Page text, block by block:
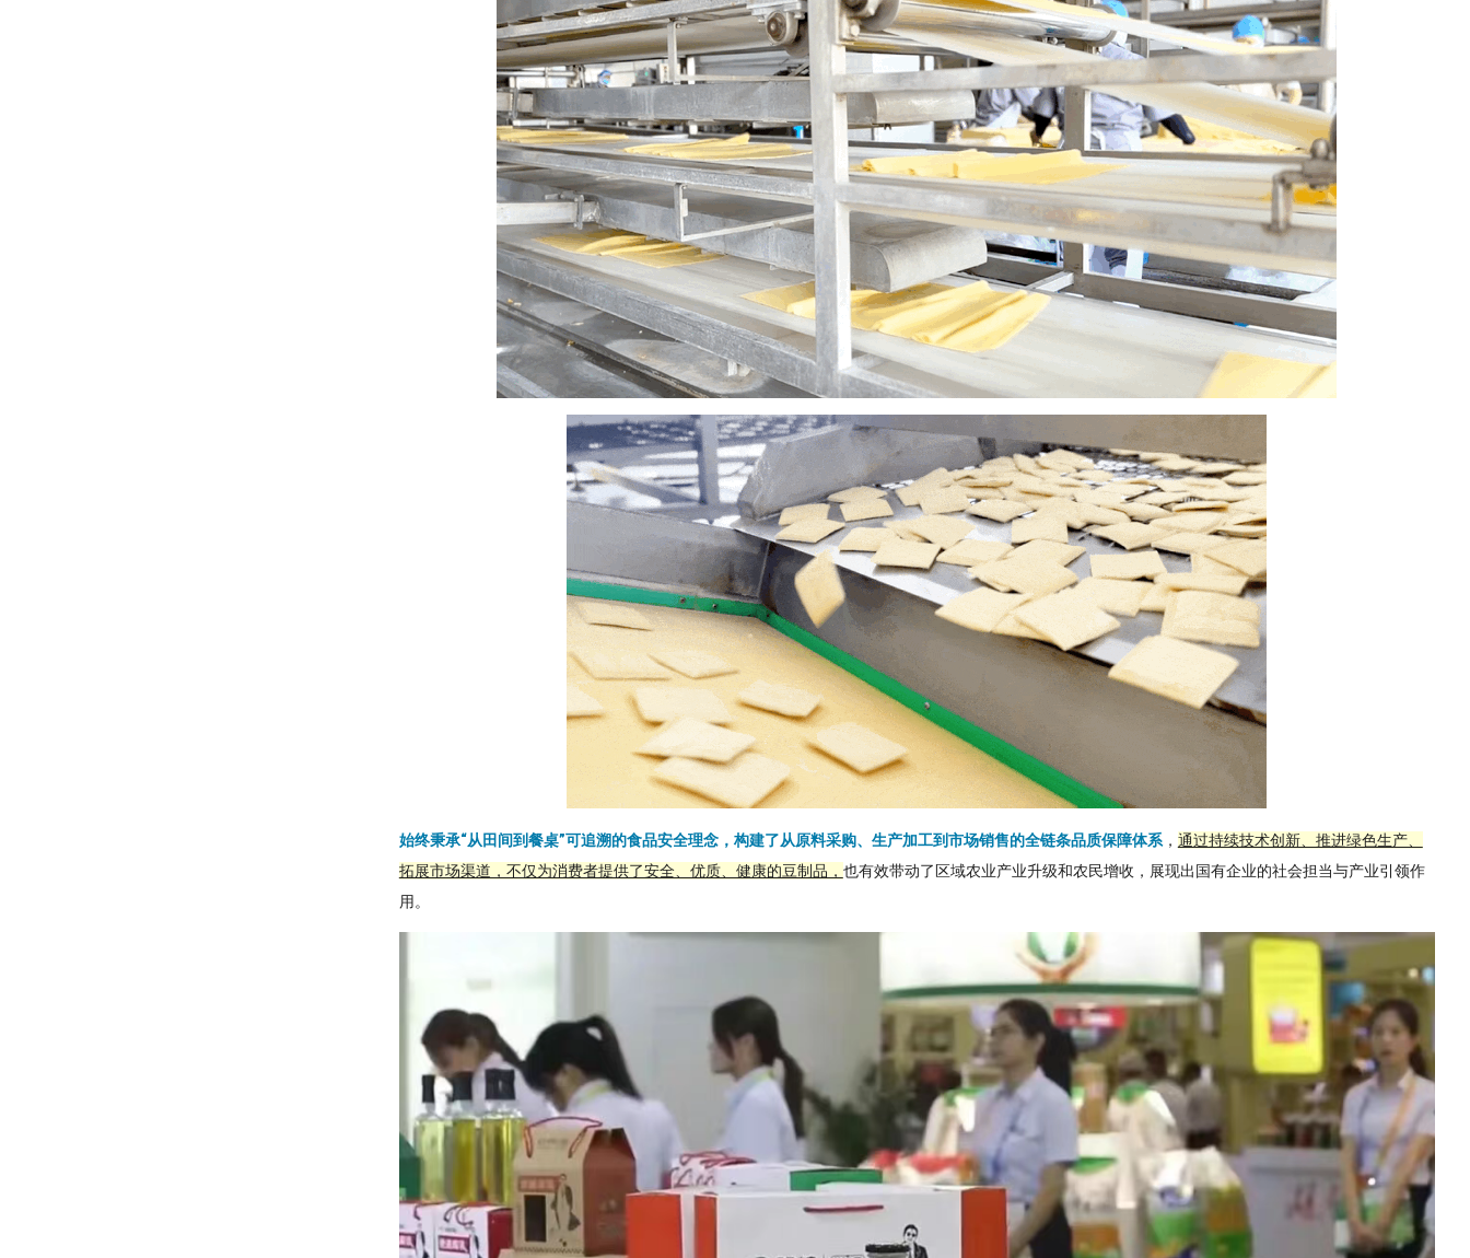
始终秉承“从田间到餐桌”可追溯的食品安全理念，构建了从原料采购、生产加工到市场销售的全链条品质保障体系， 通过持续技术创新、推进绿色生产、
拓展市场渠道，不仅为消费者提供了安全、优质、健康的豆制品， 也有效带动了区域农业产业升级和农民增收，展现出国有企业的社会担当与产业引领作
用。